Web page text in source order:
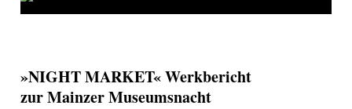
»NIGHT MARKET« Werkbericht
zur Mainzer Museumsnacht